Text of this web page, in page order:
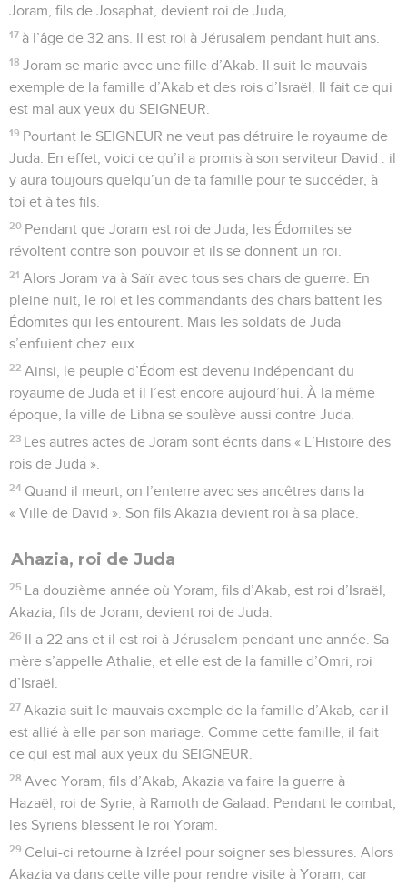
Joram, fils de Josaphat, devient roi de Juda,
17 à l’âge de 32 ans. Il est roi à Jérusalem pendant huit ans.
18 Joram se marie avec une fille d’Akab. Il suit le mauvais
exemple de la famille d’Akab et des rois d’Israël. Il fait ce qui
est mal aux yeux du SEIGNEUR.
19 Pourtant le SEIGNEUR ne veut pas détruire le royaume de
Juda. En effet, voici ce qu’il a promis à son serviteur David : il
y aura toujours quelqu’un de ta famille pour te succéder, à
toi et à tes fils.
20 Pendant que Joram est roi de Juda, les Édomites se
révoltent contre son pouvoir et ils se donnent un roi.
21 Alors Joram va à Saïr avec tous ses chars de guerre. En
pleine nuit, le roi et les commandants des chars battent les
Édomites qui les entourent. Mais les soldats de Juda
s’enfuient chez eux.
22 Ainsi, le peuple d’Édom est devenu indépendant du
royaume de Juda et il l’est encore aujourd’hui. À la même
époque, la ville de Libna se soulève aussi contre Juda.
23 Les autres actes de Joram sont écrits dans « L’Histoire des
rois de Juda ».
24 Quand il meurt, on l’enterre avec ses ancêtres dans la
« Ville de David ». Son fils Akazia devient roi à sa place.
Ahazia, roi de Juda
25 La douzième année où Yoram, fils d’Akab, est roi d’Israël,
Akazia, fils de Joram, devient roi de Juda.
26 Il a 22 ans et il est roi à Jérusalem pendant une année. Sa
mère s’appelle Athalie, et elle est de la famille d’Omri, roi
d’Israël.
27 Akazia suit le mauvais exemple de la famille d’Akab, car il
est allié à elle par son mariage. Comme cette famille, il fait
ce qui est mal aux yeux du SEIGNEUR.
28 Avec Yoram, fils d’Akab, Akazia va faire la guerre à
Hazaël, roi de Syrie, à Ramoth de Galaad. Pendant le combat,
les Syriens blessent le roi Yoram.
29 Celui-ci retourne à Izréel pour soigner ses blessures. Alors
Akazia va dans cette ville pour rendre visite à Yoram, car